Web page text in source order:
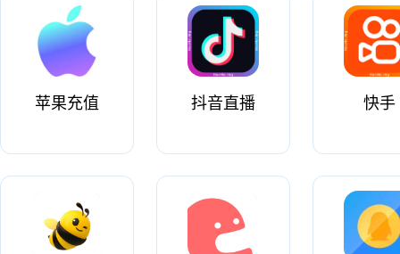
苹果充值 抖音直播 快手